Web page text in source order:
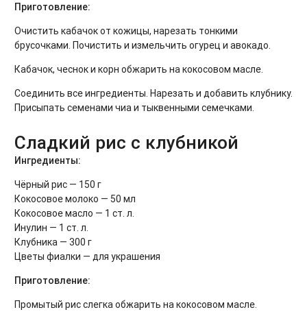
Приготовление:
Очистить кабачок от кожицы, нарезать тонкими
брусочками. Почистить и измельчить огурец и авокадо.
Кабачок, чеснок и корн обжарить на кокосовом масле.
Соединить все ингредиенты. Нарезать и добавить клубнику.
Присыпать семенами чиа и тыквенными семечками.
Сладкий рис с клубникой
Ингредиенты:
Чёрный рис — 150 г
Кокосовое молоко — 50 мл
Кокосовое масло — 1 ст. л.
Инулин — 1 ст. л.
Клубника — 300 г
Цветы фиалки — для украшения
Приготовление:
Промытый рис слегка обжарить на кокосовом масле.